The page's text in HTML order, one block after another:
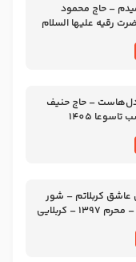
– حاج محمود
رقیه علیها السلام
– حاج حنیف
1405
عاشق کربلاتم – شور
زمینه – شب هفتم – محرم 1397 – کربلایی